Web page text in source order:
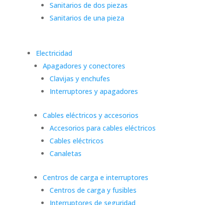
Sanitarios de dos piezas
Sanitarios de una pieza
Electricidad
Apagadores y conectores
Clavijas y enchufes
Interruptores y apagadores
Cables eléctricos y accesorios
Accesorios para cables eléctricos
Cables eléctricos
Canaletas
Centros de carga e interruptores
Centros de carga y fusibles
Interruptores de seguridad